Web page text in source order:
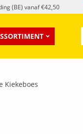
(BE) vanaf €42,50
Kiekeboes